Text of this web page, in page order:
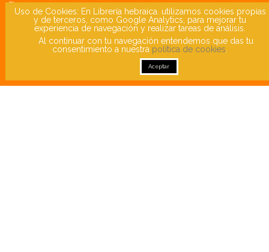
Síguenos
Uso de Cookies: En Librería hebraica. utilizamos cookies propias
y de terceros, como Google Analytics, para mejorar tu
experiencia de navegación y realizar tareas de análisis.
Al continuar con tu navegación entendemos que das tu
consentimiento a nuestra política de cookies
Aceptar